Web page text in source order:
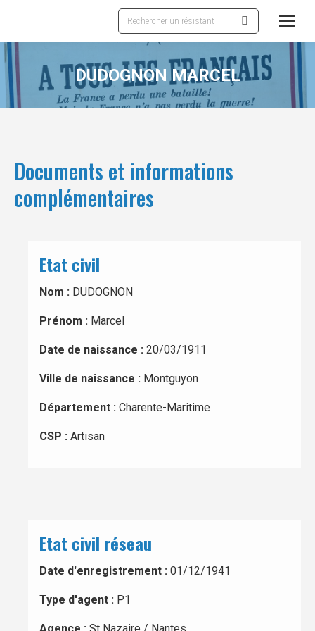
Recherche
:
DUDOGNON MARCEL
Documents et informations
complémentaires
Etat civil
Nom : DUDOGNON
Prénom : Marcel
Date de naissance : 20/03/1911
Ville de naissance : Montguyon
Département : Charente-Maritime
CSP : Artisan
Etat civil réseau
Date d'enregistrement : 01/12/1941
Type d'agent : P1